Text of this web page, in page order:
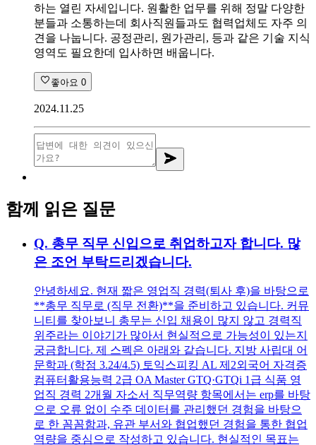
하는 열린 자세입니다. 원활한 업무를 위해 정말 다양한
분들과 소통하는데 회사직원들과도 협력업체도 자주 의
견을 나눕니다. 공정관리, 원가관리, 등과 같은 기술 지식
영역도 필요한데 입사하면 배웁니다.
좋아요 0
2024.11.25
함께 읽은 질문
Q. 총무 직무 신입으로 취업하고자 합니다. 많
은 조언 부탁드리겠습니다.
안녕하세요. 현재 짧은 영업직 경력(퇴사 후)을 바탕으로
**총무 직무로 (직무 전환)**을 준비하고 있습니다. 커뮤
니티를 찾아보니 총무는 신입 채용이 많지 않고 경력직
위주라는 이야기가 많아서 현실적으로 가능성이 있는지
궁금합니다. 제 스펙은 아래와 같습니다. 지방 사립대 어
문학과 (학점 3.24/4.5) 토익스피킹 AL 제2외국어 자격증
컴퓨터활용능력 2급 OA Master GTQ·GTQi 1급 식품 영
업직 경력 2개월 자소서 직무역량 항목에서는 erp를 바탕
으로 오류 없이 수주 데이터를 관리했던 경험을 바탕으
로 한 꼼꼼함과, 유관 부서와 협업했던 경험을 통한 협업
역량을 중심으로 작성하고 있습니다. 현실적인 목표는